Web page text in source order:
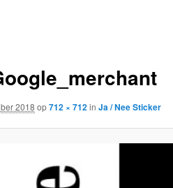
2018 op712 × 712in Ja / Nee Sticker